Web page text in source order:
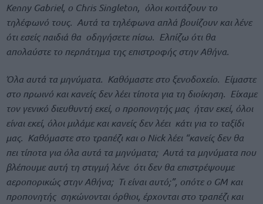
Kenny Gabriel, ο Chris Singleton, όλοι κοιτάζουν το
τηλέφωνό τους. Αυτά τα τηλέφωνα απλά βουίζουν και λένε
ότι εσείς παιδιά θα οδηγήσετε πίσω. Ελπίζω ότι θα
απολαύστε το περπάτημα της επιστροφής στην Αθήνα.
Όλα αυτά τα μηνύματα. Καθόμαστε στο ξενοδοχείο. Είμαστε
στο πρωινό και κανείς δεν λέει τίποτα για τη διοίκηση. Είχαμε
τον γενικό διευθυντή εκεί, ο προπονητής μας ήταν εκεί, όλοι
είναι εκεί, όλοι μιλάμε και κανείς δεν λέει κάτι για το ταξίδι
μας. Καθόμαστε στο τραπέζι και ο Nick λέει “κανείς δεν θα
πει τίποτα για όλα αυτά τα μηνύματα; Αυτά τα μηνύματα που
βλέπουμε αυτή τη στιγμή λένε ότι δεν θα επιστρέψουμε
αεροπορικώς στην Αθήνα; Τι είναι αυτό;”, οπότε ο GM και
προπονητής σηκώνονται όρθιοι, έρχονται στο τραπέζι και